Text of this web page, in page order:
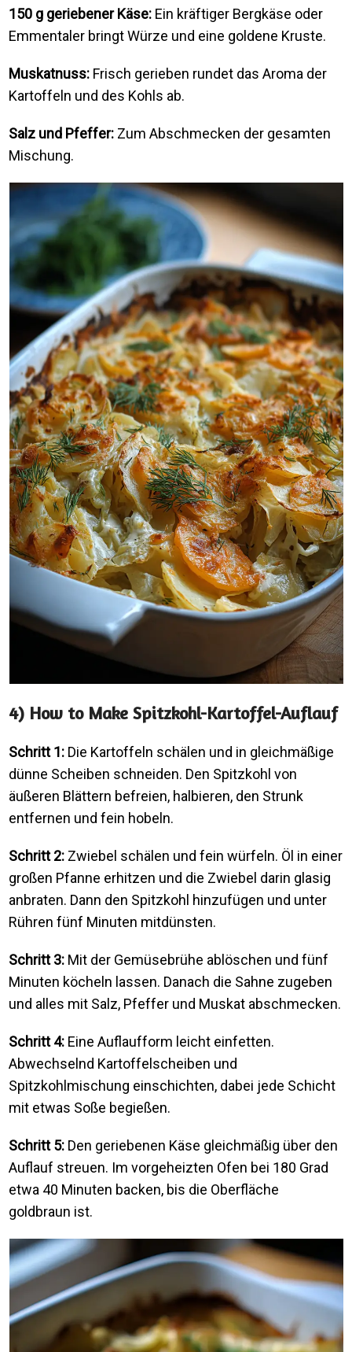
150 g geriebener Käse: Ein kräftiger Bergkäse oder
Emmentaler bringt Würze und eine goldene Kruste.
Muskatnuss: Frisch gerieben rundet das Aroma der
Kartoffeln und des Kohls ab.
Salz und Pfeffer: Zum Abschmecken der gesamten
Mischung.
4) How to Make Spitzkohl-Kartoffel-Auflauf
Schritt 1: Die Kartoffeln schälen und in gleichmäßige
dünne Scheiben schneiden. Den Spitzkohl von
äußeren Blättern befreien, halbieren, den Strunk
entfernen und fein hobeln.
Schritt 2: Zwiebel schälen und fein würfeln. Öl in einer
großen Pfanne erhitzen und die Zwiebel darin glasig
anbraten. Dann den Spitzkohl hinzufügen und unter
Rühren fünf Minuten mitdünsten.
Schritt 3: Mit der Gemüsebrühe ablöschen und fünf
Minuten köcheln lassen. Danach die Sahne zugeben
und alles mit Salz, Pfeffer und Muskat abschmecken.
Schritt 4: Eine Auflaufform leicht einfetten.
Abwechselnd Kartoffelscheiben und
Spitzkohlmischung einschichten, dabei jede Schicht
mit etwas Soße begießen.
Schritt 5: Den geriebenen Käse gleichmäßig über den
Auflauf streuen. Im vorgeheizten Ofen bei 180 Grad
etwa 40 Minuten backen, bis die Oberfläche
goldbraun ist.